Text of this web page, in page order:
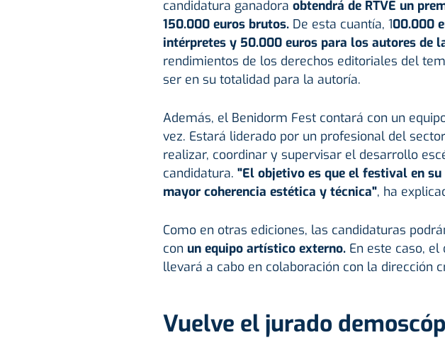
candidatura ganadora obtendrá de RTVE un
150.000 euros brutos. De esta cuantía, 100.000
intérpretes y 50.000 euros para los autores de
rendimientos de los derechos editoriales del
ser en su totalidad para la autoría.
Además, el Benidorm Fest contará con un
vez. Estará liderado por un profesional del
realizar, coordinar y supervisar el desarrollo
candidatura. "El objetivo es que el festival en
mayor coherencia estética y técnica", ha
Como en otras ediciones, las candidaturas
con un equipo artístico externo. En este caso,
llevará a cabo en colaboración con la dirección
Vuelve el jurado